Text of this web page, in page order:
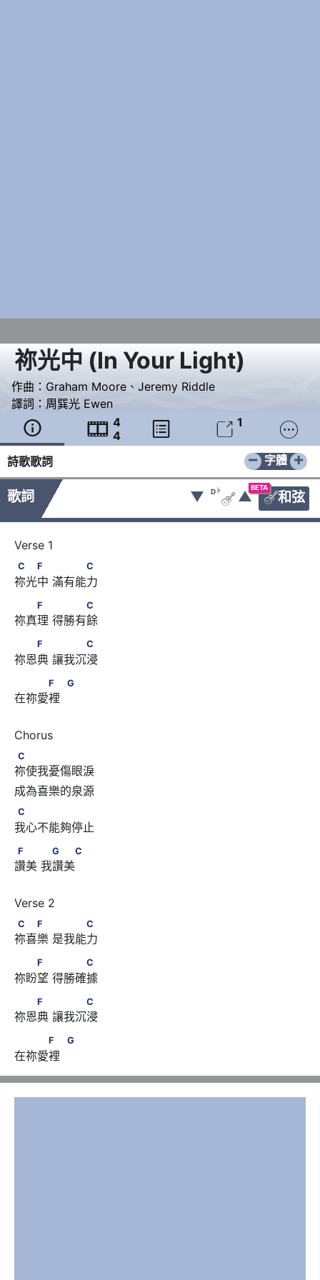
祢光中(In Your Light)
作曲： Graham Moore 、 Jeremy Riddle
譯詞： 周巽光 Ewen
  4
4
  1 
詩歌歌詞 − +
字體
歌詞
BETA
和弦
▼ D♭
 ▲
C　　F　      　　　C
C F C
祢光中 滿有能力
F　      　　　C
F C
祢真理 得勝有餘
F　      　　　C
F C
祢恩典 讓我沉浸
F　            G
F G
在祢愛裡
C
C
祢使我憂傷眼淚
C
C
我心不能夠停止
F　　      　G　　C
F G C
讚美 我讚美
C　　F　      　　　C
C F C
祢喜樂 是我能力
F　      　　　C
F C
祢盼望 得勝確據
F　      　　　C
F C
祢恩典 讓我沉浸
F　            G
F G
在祢愛裡